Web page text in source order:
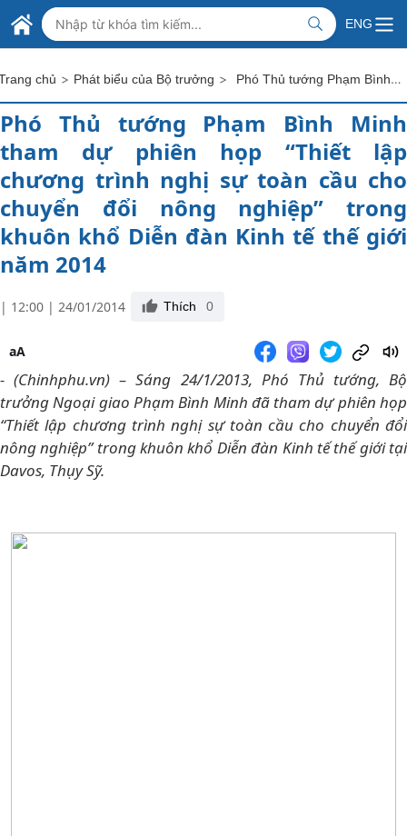
Skip to Main Content
BỘ NGOẠI GIAO VIỆT NAM
MINISTRY OF FOREIGN AFFAIRS
ENG
chủ > Phát biểu của Bộ trưởng > Phó Thủ tướng Phạm Bình Minh tham dự phiên họp “Thiết lập chương trình nghị sự toàn cầu cho chuyển đổi nông nghiệp” trong khuôn khổ Diễn đàn Kinh tế thế giới năm 2014
Phó Thủ tướng Phạm Bình Minh
tham dự phiên họp “Thiết lập
chương trình nghị sự toàn cầu cho
chuyển đổi nông nghiệp” trong
khuôn khổ Diễn đàn Kinh tế thế giới
năm 2014
| 12:00 | 24/01/2014 Thích 0
aA
- (Chinhphu.vn) – Sáng 24/1/2013, Phó Thủ tướng, Bộ
trưởng Ngoại giao Phạm Bình Minh đã tham dự phiên họp
“Thiết lập chương trình nghị sự toàn cầu cho chuyển đổi
nông nghiệp” trong khuôn khổ Diễn đàn Kinh tế thế giới tại
Davos, Thụy Sỹ.